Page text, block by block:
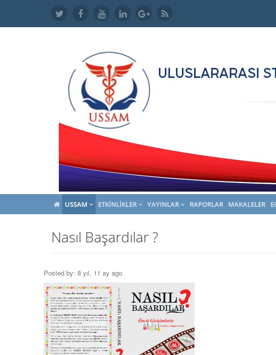
USSAM ETKINLIKLER YAYINLAR RAPORLAR MAKALELER
Nasıl Başardılar ?
Posted by: 8 yıl, 11 ay ago